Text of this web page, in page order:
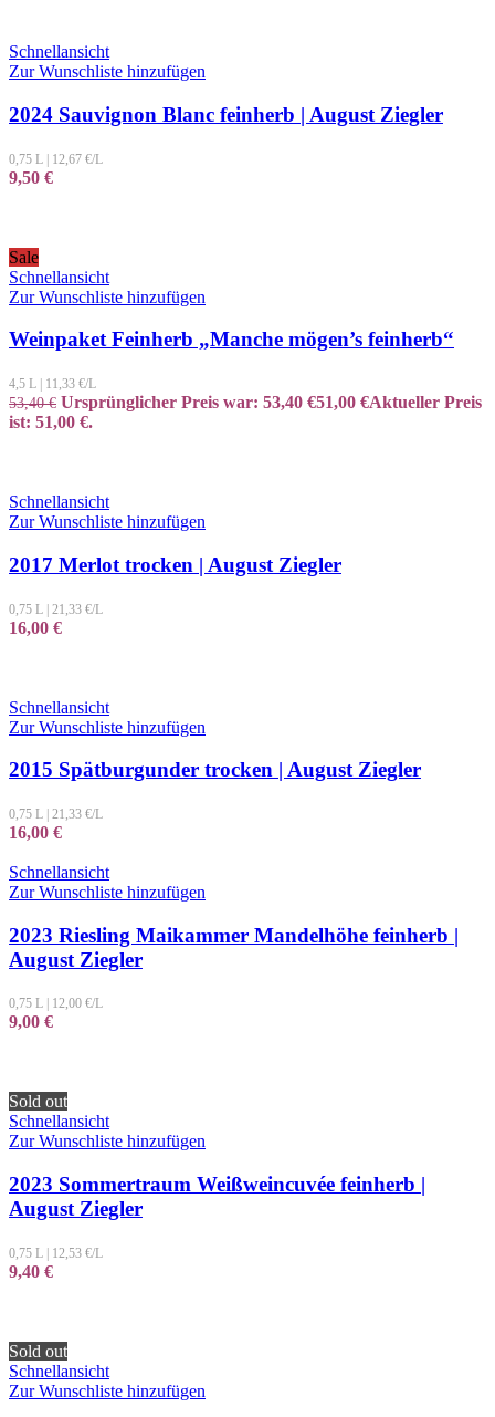
Schnellansicht
Zur Wunschliste hinzufügen
2024 Sauvignon Blanc feinherb | August Ziegler
0,75 L | 12,67 €/L
9,50 €
Sale
Schnellansicht
Zur Wunschliste hinzufügen
Weinpaket Feinherb „Manche mögen’s feinherb“
4,5 L 11,33 €/L
53,40€ Ursprünglicher Preis war: 53,40 €51,00 €Aktueller Preis
ist: 51,00 €.
Schnellansicht
Zur Wunschliste hinzufügen
2017 Merlot trocken | August Ziegler
0,75 L | 21,33 €/L
16,00 €
Schnellansicht
Zur Wunschliste hinzufügen
2015 Spätburgunder trocken | August Ziegler
0,75 L 21,33 €/L
16,00 €
Schnellansicht
Zur Wunschliste hinzufügen
2023 Riesling Maikammer Mandelhöhe feinherb |
August Ziegler
0,75 L 12,00 €/L
9,00 €
Sold out
Schnellansicht
Zur Wunschliste hinzufügen
2023 Sommertraum Weißweincuvée feinherb |
August Ziegler
0,75 L | 12,53 €/L
9,40 €
Sold out
Schnellansicht
Zur Wunschliste hinzufügen